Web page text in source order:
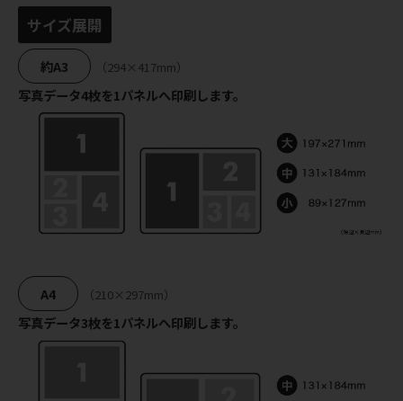
サイズ展開
約A3 （294×417mm）
写真データ4枚を1パネルへ印刷します。
A4 （210×297mm）
写真データ3枚を1パネルへ印刷します。